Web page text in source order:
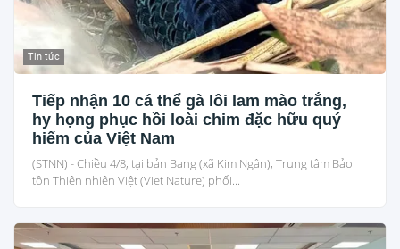
Tin tức
Tiếp nhận 10 cá thể gà lôi lam mào trắng,
hy họng phục hồi loài chim đặc hữu quý
hiếm của Việt Nam
(STNN) - Chiều 4/8, tại bản Bang (xã Kim Ngân), Trung tâm Bảo
tồn Thiên nhiên Việt (Viet Nature) phối...